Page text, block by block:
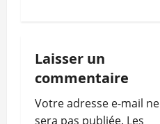
t
i
Laisser un
commentaire
Votre adresse e-mail ne
sera pas publiée. Les